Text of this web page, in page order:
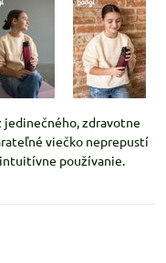
jedinečného, zdravotne
viečko neprepustí
intuitívne používanie.